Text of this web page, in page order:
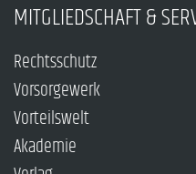
MITGLIEDSCHAFT &
Rechtsschutz
Vorsorgewerk
Vorteilswelt
Akademie